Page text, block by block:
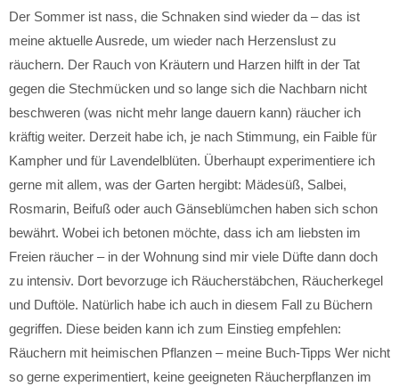
Der Sommer ist nass, die Schnaken sind wieder da – das ist
meine aktuelle Ausrede, um wieder nach Herzenslust zu
räuchern. Der Rauch von Kräutern und Harzen hilft in der Tat
gegen die Stechmücken und so lange sich die Nachbarn nicht
beschweren (was nicht mehr lange dauern kann) räucher ich
kräftig weiter. Derzeit habe ich, je nach Stimmung, ein Faible für
Kampher und für Lavendelblüten. Überhaupt experimentiere ich
gerne mit allem, was der Garten hergibt: Mädesüß, Salbei,
Rosmarin, Beifuß oder auch Gänseblümchen haben sich schon
bewährt. Wobei ich betonen möchte, dass ich am liebsten im
Freien räucher – in der Wohnung sind mir viele Düfte dann doch
zu intensiv. Dort bevorzuge ich Räucherstäbchen, Räucherkegel
und Duftöle. Natürlich habe ich auch in diesem Fall zu Büchern
gegriffen. Diese beiden kann ich zum Einstieg empfehlen:
Räuchern mit heimischen Pflanzen – meine Buch-Tipps Wer nicht
so gerne experimentiert, keine geeigneten Räucherpflanzen im